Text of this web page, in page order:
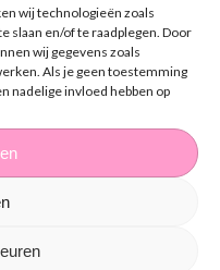
wij technologieën zoals
slaan en/of te raadplegen. Door
wij gegevens zoals
Als je geen toestemming
nadelige invloed hebben op
mijn zin. Ik ben
op kraamstal
de oogst
rij ik mee
en bij de